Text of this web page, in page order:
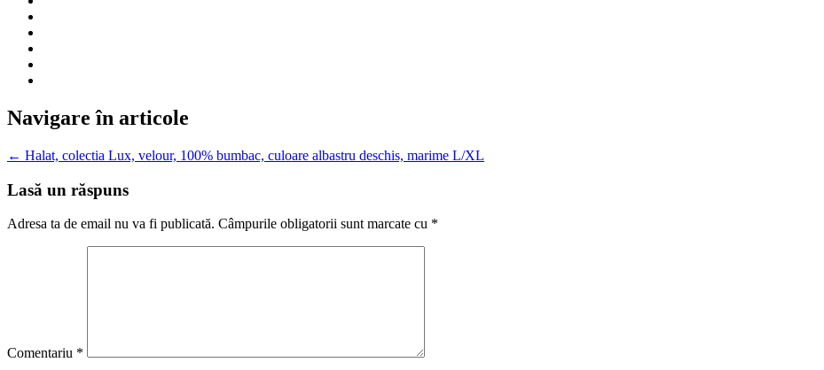
Navigare în articole
← Halat, colectia Lux, velour, 100% bumbac, culoare albastru deschis, marime L/XL
Lasă un răspuns
Adresa ta de email nu va fi publicată. Câmpurile obligatorii sunt marcate cu *
Comentariu *